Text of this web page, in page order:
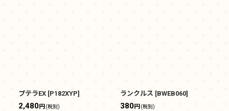
プテラEX [P182XYP]
2,480円(税別)
ランクルス [BWEB060]
380円(税別)